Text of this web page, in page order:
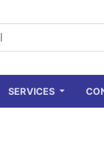
SERVICES